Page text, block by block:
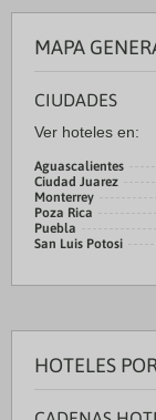
MAPA
CIUDADES
Ver hoteles en:
Aguascalientes
Ciudad Juarez
Monterrey
Poza Rica
Puebla
San Luis Potosi
HOTELES